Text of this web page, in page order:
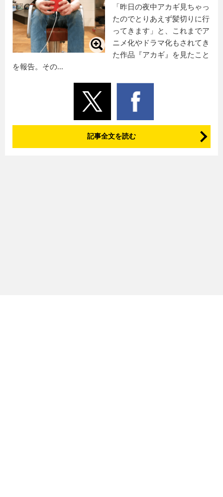
「昨日の夜中アカギ見ちゃっ
たのでとりあえず髪切りに行
ってきます」と、これまでア
ニメ化やドラマ化もされてき
た作品『アカギ』を見たこと
を報告。その...
記事全文を読む